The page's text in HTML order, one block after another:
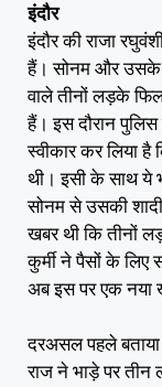
इंदौर
इंदौर की राजा
हैं। सोनम और उसके
वाले तीनों लड़के
हैं। इस दौरान
स्वीकार कर लिया है
थी। इसी के साथ ये
सोनम से उसकी
खबर थी कि तीनों
कुर्मी ने पैसों के लिए
अब इस पर एक नया
दरअसल पहले बताया
राज ने भाड़े पर तीन